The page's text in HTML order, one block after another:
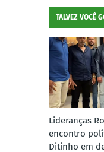
TALVEZ VOCÊ
Lideranças
encontro
Ditinho em